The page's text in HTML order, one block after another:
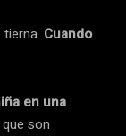
Cuando
en una
son